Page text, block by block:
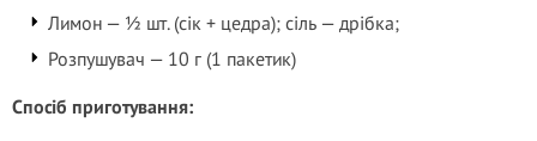
Лимон — ½ шт. (сік + цедра); сіль — дрібка;
Розпушувач — 10 г (1 пакетик)
Спосіб приготування: